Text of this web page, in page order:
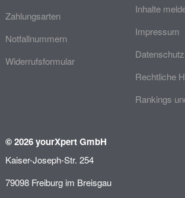
Zahlungsarten
Notfallnummern
Widerrufsformular
Inhalte
Impressum
Datenschutz
Rechtliche
Rankings
© 2026 yourXpert GmbH
Kaiser-Joseph-Str. 254
79098 Freiburg im Breisgau